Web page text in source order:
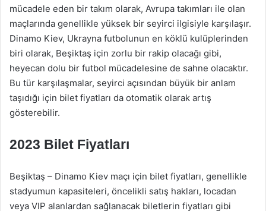
mücadele eden bir takım olarak, Avrupa takımları ile olan
maçlarında genellikle yüksek bir seyirci ilgisiyle karşılaşır.
Dinamo Kiev, Ukrayna futbolunun en köklü kulüplerinden
biri olarak, Beşiktaş için zorlu bir rakip olacağı gibi,
heyecan dolu bir futbol mücadelesine de sahne olacaktır.
Bu tür karşılaşmalar, seyirci açısından büyük bir anlam
taşıdığı için bilet fiyatları da otomatik olarak artış
gösterebilir.
2023 Bilet Fiyatları
Beşiktaş – Dinamo Kiev maçı için bilet fiyatları, genellikle
stadyumun kapasiteleri, öncelikli satış hakları, locadan
veya VIP alanlardan sağlanacak biletlerin fiyatları gibi